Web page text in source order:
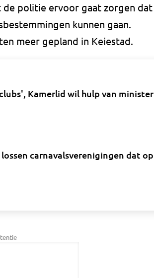
politie ervoor gaat zorgen dat
kunnen gaan.
meer gepland in Keiestad.
Kamerlid wil hulp van minister
carnavalsverenigingen dat op